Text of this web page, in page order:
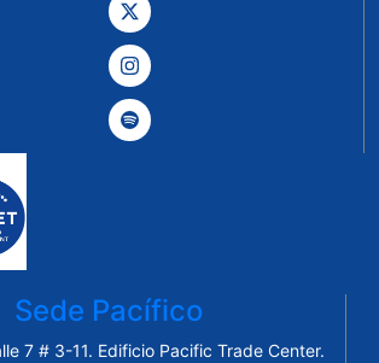
Sede Pacífico
7 # 3-11. Edificio Pacific Trade Center.